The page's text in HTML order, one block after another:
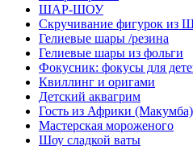
ШАР-ШОУ
Скручивание фигурок из
Гелиевые шары /резина
Гелиевые шары из фольги
Фокусник: фокусы для
Квиллинг и оригами
Детский аквагрим
Гость из Африки (Макумба)
Мастерская мороженого
Шоу сладкой ваты